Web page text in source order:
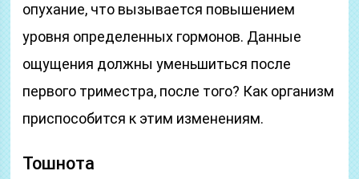
опухание, что вызывается повышением
уровня определенных гормонов. Данные
ощущения должны уменьшиться после
первого триместра, после того? Как организм
приспособится к этим изменениям.
Тошнота